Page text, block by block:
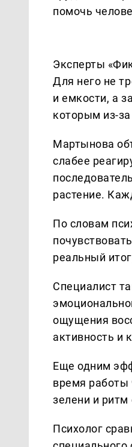
помочь
Эксперты
Для него не
и емкости, а
которым из-
Мартынова
слабее
растение.
По словам
реальный
Специалист
ощущения
активность и
Еще одним
время работы
зелени и
Психолог